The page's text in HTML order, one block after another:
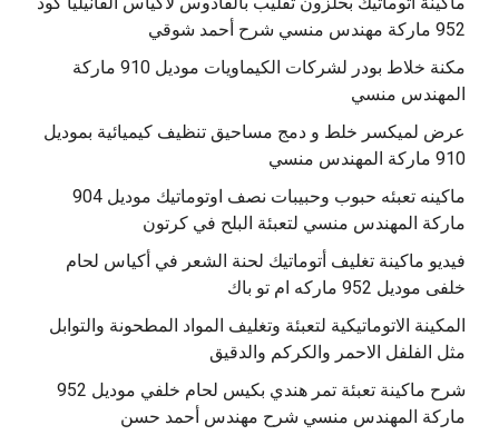
مكنة خلاط بودر لشركات الكيماويات موديل 910 ماركة
المهندس منسي
عرض لميكسر خلط و دمج مساحيق تنظيف كيميائية بموديل
910 ماركة المهندس منسي
‫ماكينه تعبئه حبوب وحبيبات نصف اوتوماتيك موديل 904
‫فيديو ماكينة تغليف أتوماتيك لحنة الشعر في أكياس لحام
خلفى موديل 952 ماركه ام تو باك
المكينة الاتوماتيكية لتعبئة وتغليف المواد المطحونة والتوابل
مثل الفلفل الاحمر والكركم والدقيق
‫شرح ماكينة تعبئة تمر هندي بكيس لحام خلفي موديل 952